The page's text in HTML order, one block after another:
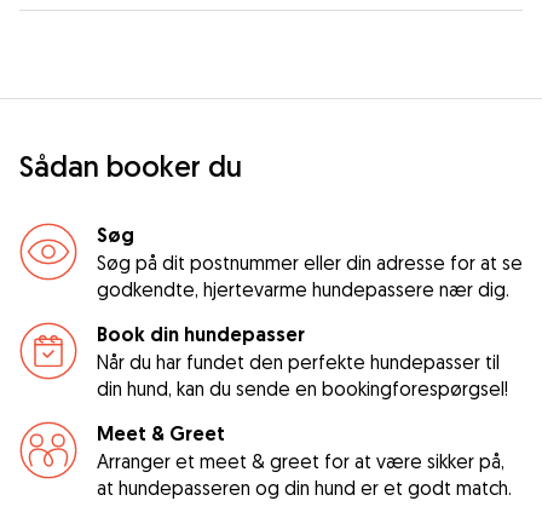
Sådan booker du
Søg
Søg på dit postnummer eller din adresse for at se
godkendte, hjertevarme hundepassere nær dig.
Book din hundepasser
Når du har fundet den perfekte hundepasser til
din hund, kan du sende en bookingforespørgsel!
Meet & Greet
Arranger et meet & greet for at være sikker på,
at hundepasseren og din hund er et godt match.